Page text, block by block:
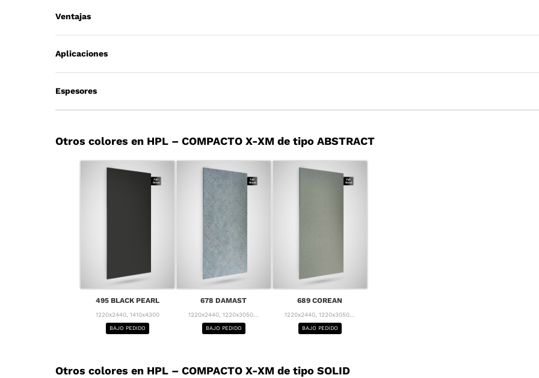
Ventajas
Aplicaciones
Espesores
Otros colores en HPL – COMPACTO X-XM de tipo ABSTRACT
495 BLACK PEARL
1220x2440, 1410x4300
BAJO PEDIDO
678 DAMAST
1220x2440, 1220x3050...
BAJO PEDIDO
689 COREAN
1220x2440, 1220x3050...
BAJO PEDIDO
Otros colores en HPL – COMPACTO X-XM de tipo SOLID